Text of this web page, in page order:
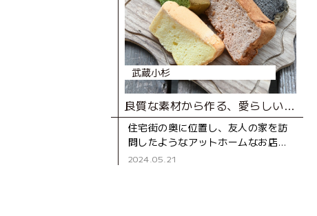
武蔵小杉
良質な素材から作る、愛らしいシフォンケーキと焼き菓子の店
住宅街の奥に位置し、友人の家を訪
問したようなアットホームなお店
「ベアベア」。 オーナーである
2024.05.21